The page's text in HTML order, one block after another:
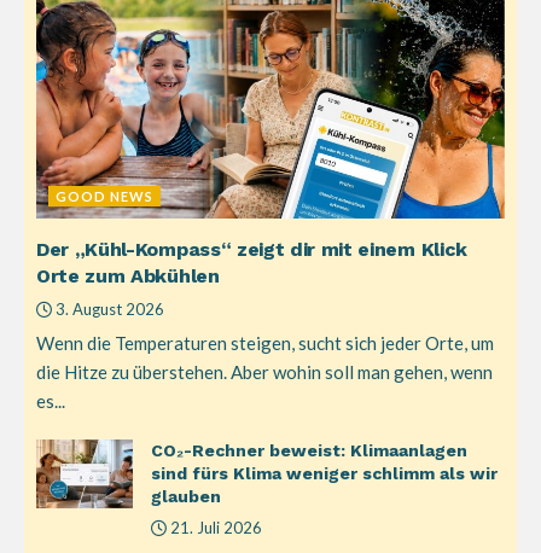
GOOD NEWS
Der „Kühl-Kompass“ zeigt dir mit einem Klick
Orte zum Abkühlen
3. August 2026
Wenn die Temperaturen steigen, sucht sich jeder Orte, um
die Hitze zu überstehen. Aber wohin soll man gehen, wenn
es...
CO₂-Rechner beweist: Klimaanlagen
sind fürs Klima weniger schlimm als wir
glauben
21. Juli 2026